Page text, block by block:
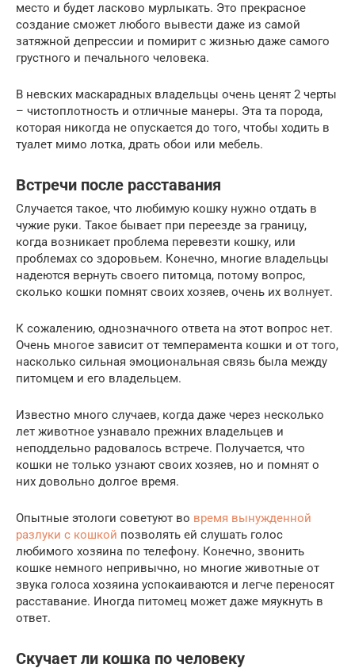
место и будет ласково мурлыкать. Это прекрасное
создание сможет любого вывести даже из самой
затяжной депрессии и помирит с жизнью даже самого
грустного и печального человека.
В невских маскарадных владельцы очень ценят 2 черты
– чистоплотность и отличные манеры. Эта та порода,
которая никогда не опускается до того, чтобы ходить в
туалет мимо лотка, драть обои или мебель.
Встречи после расставания
Случается такое, что любимую кошку нужно отдать в
чужие руки. Такое бывает при переезде за границу,
когда возникает проблема перевезти кошку, или
проблемах со здоровьем. Конечно, многие владельцы
надеются вернуть своего питомца, потому вопрос,
сколько кошки помнят своих хозяев, очень их волнует.
К сожалению, однозначного ответа на этот вопрос нет.
Очень многое зависит от темперамента кошки и от того,
насколько сильная эмоциональная связь была между
питомцем и его владельцем.
Известно много случаев, когда даже через несколько
лет животное узнавало прежних владельцев и
неподдельно радовалось встрече. Получается, что
кошки не только узнают своих хозяев, но и помнят о
них довольно долгое время.
Опытные этологи советуют во время вынужденной
разлуки с кошкой позволять ей слушать голос
любимого хозяина по телефону. Конечно, звонить
кошке немного непривычно, но многие животные от
звука голоса хозяина успокаиваются и легче переносят
расставание. Иногда питомец может даже мяукнуть в
ответ.
Скучает ли кошка по человеку